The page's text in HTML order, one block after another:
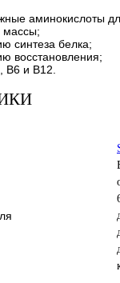
аминокислоты
массы;
синтеза белка;
восстановления;
B6 и B12.